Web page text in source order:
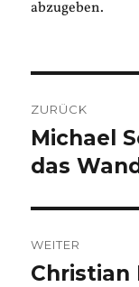
abzugeben.
ZURÜCK
Vorheriger
Beitrag:
Michael
das
WEITER
Nächster
Christian